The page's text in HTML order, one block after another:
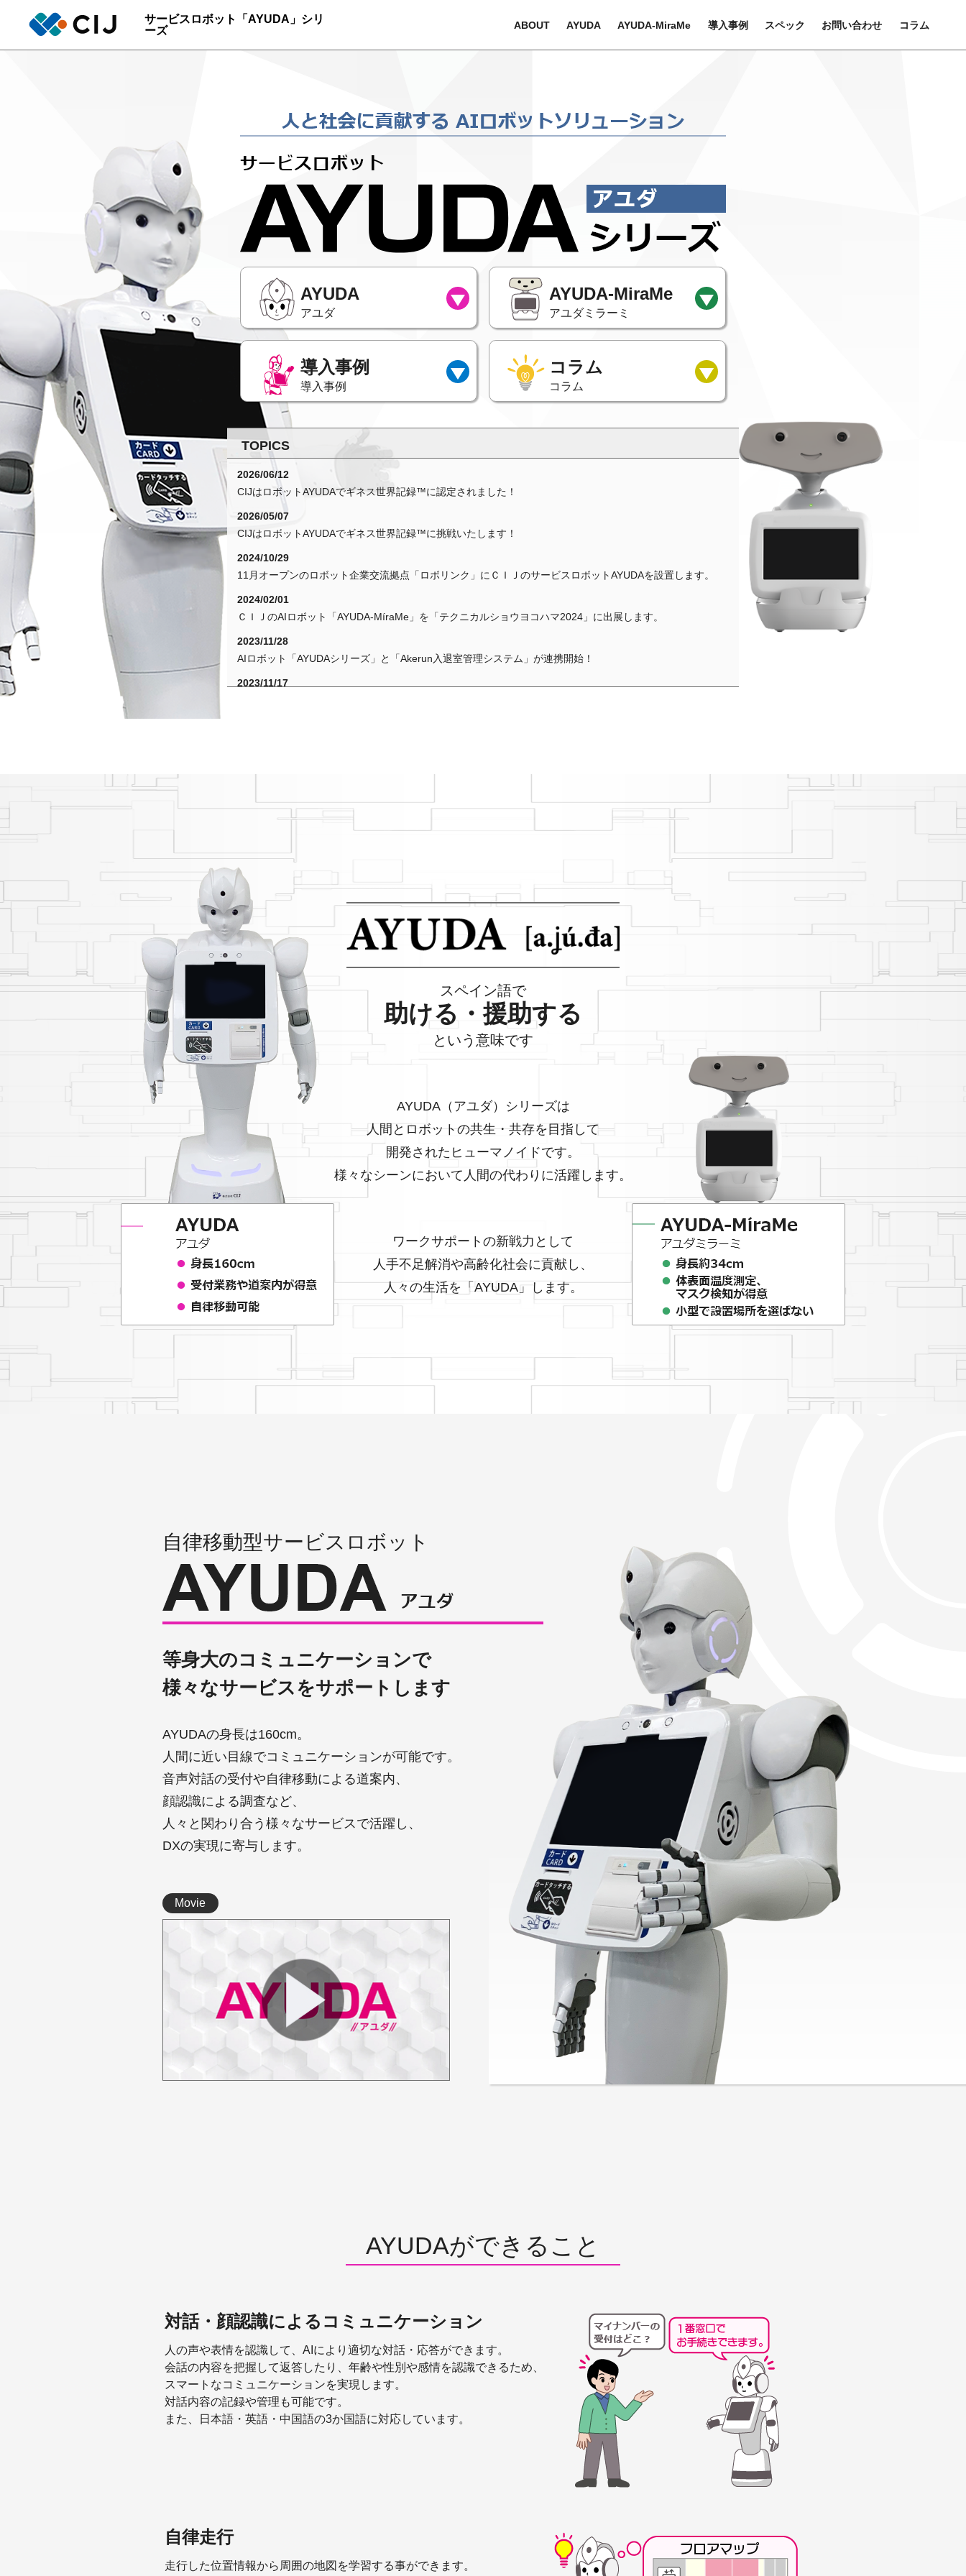
サービスロボット「AYUDA」シリ
ーズ
ABOUT AYUDA AYUDA-MiraMe 導入事例 スペック お問い合わせ コラム
AYUDA
アユダ
AYUDA-MiraMe
アユダミラーミ
導入事例
導入事例
コラム
コラム
TOPICS
2026/06/12
CIJはロボットAYUDAでギネス世界記録™に認定されました！
2026/05/07
CIJはロボットAYUDAでギネス世界記録™に挑戦いたします！
2024/10/29
11月オープンのロボット企業交流拠点「ロボリンク」にＣＩＪのサービスロボットAYUDAを設置します。
2024/02/01
ＣＩＪのAIロボット「AYUDA-MíraMe」を「テクニカルショウヨコハマ2024」に出展します。
2023/11/28
AIロボット「AYUDAシリーズ」と「Akerun入退室管理システム」が連携開始！
2023/11/17
2022/10/28
第6回コラム「世界のロボット事情」を追加しました。
2022/09/13
第5回コラム「ロボットに対するあこがれ」を追加しました。
2022/05/25
第4回コラム「ロボットについて」を追加しました。
2022/05/12
第3回コラム「AYUDA-MiraMe」を追加しました。
2022/04/25
第2回コラム「AYUDA」を追加しました。
2022/04/12
コラムページを追加しました。
2022/04/04
ＣＩＪのAIロボット「AYUDA」「AYUDA-MíraMe」を「第48回ジャンボびっくり見本市」に出展します。
2022/03/11
自治体初！ 2022年3月14日より相模原市役所で「AYUDA-MiraMe」の運用を開始します。
2022/03/04
CIJのAIロボット「AYUDA」「AYUDA-MiraMe」が金沢区総合庁舎にて実証実験を実施します。
2022/02/01
感染症対策支援AIロボット「AYUDA-MiraMe」を「テクニカルショウヨコハマ2022」に出展します。
2021/11/30
感染症対策支援AIロボット「AYUDA-MiraMe」をアリオ橋本のイベントに出展します。
2021/11/24
11月27日(土)に開催される相模原商工会議所のイベント「SAgamihara Robot A DAy」にAYUDA-MiraMeを出
感染症対策支援AIロボット「AYUDA-MiraMe」を相模原市役所の展示イベントに出展します。
2021/04/12
4月18日（日）18時より「AYUDA-MiraMe」がテレビ神奈川で放映中のカナフルTVに出演します。
2021/03/29
感染症対策支援AIロボット「AYUDA-MiraMe」の販売を開始します。
2021/03/26
自律移動型サービスロボット「AYUDA」のホームページを公開しました。
スペイン語で
助ける・援助する
という意味です
AYUDA（アユダ）シリーズは
人間とロボットの共生・共存を目指して
開発されたヒューマノイドです。
様々なシーンにおいて人間の代わりに活躍します。
ワークサポートの新戦力として
人手不足解消や高齢化社会に貢献し、
人々の生活を「AYUDA」します。
自律移動型サービスロボット
等身大のコミュニケーションで
様々なサービスをサポートします
AYUDAの身長は160cm。
人間に近い目線でコミュニケーションが可能です。
音声対話の受付や自律移動による道案内、
顔認識による調査など、
人々と関わり合う様々なサービスで活躍し、
DXの実現に寄与します。
Movie
AYUDAができること
対話・顔認識によるコミュニケーション
人の声や表情を認識して、AIにより適切な対話・応答ができます。
会話の内容を把握して返答したり、年齢や性別や感情を認識できるため、
スマートなコミュニケーションを実現します。
対話内容の記録や管理も可能です。
また、日本語・英語・中国語の3か国語に対応しています。
自律走行
走行した位置情報から周囲の地図を学習する事ができます。